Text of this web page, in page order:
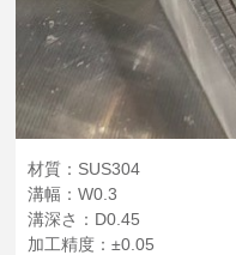
材質：SUS304
溝幅：W0.3
溝深さ：D0.45
加工精度：±0.05